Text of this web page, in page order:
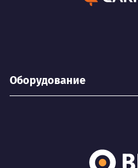
Оборудование